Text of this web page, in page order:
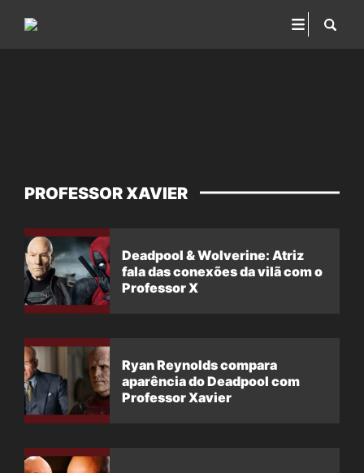
PROFESSOR XAVIER
Deadpool & Wolverine: Atriz
fala das conexões da vilã com o
Professor X
Ryan Reynolds compara
aparência do Deadpool com
Professor Xavier